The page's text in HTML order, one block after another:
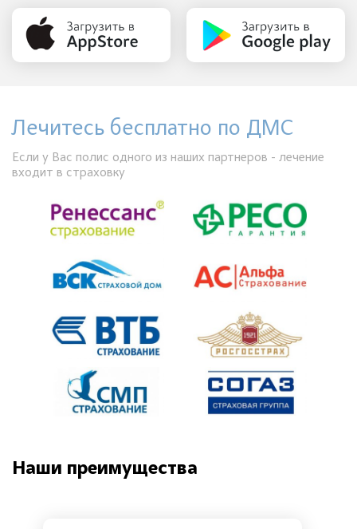
Лечитесь бесплатно по ДМС
Если у Вас полис одного из наших партнеров - лечение
входит в страховку
Наши преимущества